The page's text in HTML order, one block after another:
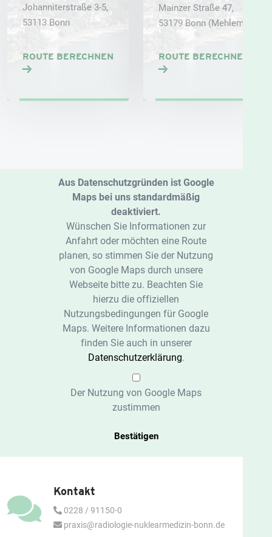
Johanniterstraße 3-5,
53113 Bonn
ROUTE BERECHNEN
Mainzer Straße 47,
53179 Bonn (Mehlem)
ROUTE BERECHNEN
Aus Datenschutzgründen ist Google
Maps bei uns standardmäßig
deaktiviert.
Wünschen Sie Informationen zur
Anfahrt oder möchten eine Route
planen, so stimmen Sie der Nutzung
von Google Maps durch unsere
Webseite bitte zu. Beachten Sie
hierzu die offiziellen
Nutzungsbedingungen für Google
Maps. Weitere Informationen dazu
finden Sie auch in unserer
Datenschutzerklärung.
Der Nutzung von Google Maps
zustimmen
Bestätigen
Kontakt
0228 / 91150-0
praxis@radiologie-nuklearmedizin-bonn.de